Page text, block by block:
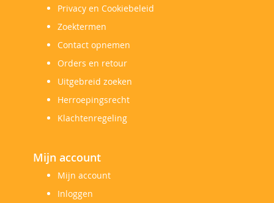
Privacy en Cookiebeleid
Zoektermen
Contact opnemen
Orders en retour
Uitgebreid zoeken
Herroepingsrecht
Klachtenregeling
Mijn account
Mijn account
Inloggen